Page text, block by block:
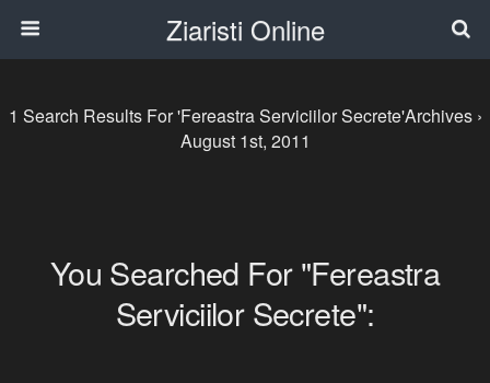
Ziaristi Online
1 Search Results For 'fereastra Serviciilor Secrete'Archives ›
August 1st, 2011
You Searched For "fereastra
Serviciilor Secrete":